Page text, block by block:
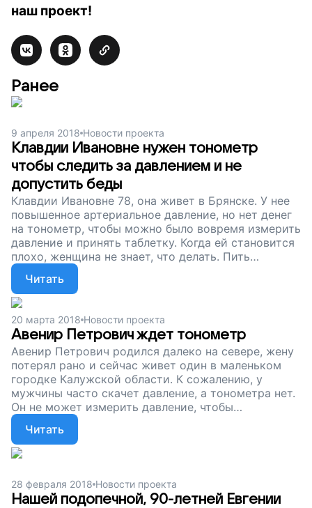
наш проект!
Ранее
9 апреля 2018 Новости проекта
Клавдии Ивановне нужен тонометр
чтобы следить за давлением и не
допустить беды
Клавдии Ивановне 78, она живет в Брянске. У нее
повышенное артериальное давление, но нет денег
на тонометр, чтобы можно было вовремя измерить
давление и принять таблетку. Когда ей становится
плохо, женщина не знает, что делать. Пить
таблетки или не пить? А вдруг, выпьешь и
сделаешь только хуже? Сейчас мы собираем
деньги, чтобы закупить партию тонометров для
пенсионеров, в том числе, и для Клавдии
Ивановны. Помогите старикам контролировать
свое здоровье, поддержите наш проект.
Читать
20 марта 2018 Новости проекта
Авенир Петрович ждет тонометр
Авенир Петрович родился далеко на севере, жену
потерял рано и сейчас живет один в маленьком
городке Калужской области. К сожалению, у
мужчины часто скачет давление, а тонометра нет.
Он не может измерить давление, чтобы
определить, нужно ли пить таблетку, стоит ли
вызывать скорую... Поэтому мы продолжаем
собирать деньги на тонометры. Помогите
старикам следить за здоровьем и не волноваться,
что давление резко подскочит или упадет,
поддержите наш проект!
Читать
28 февраля 2018 Новости проекта
Нашей подопечной, 90-летней Евгении